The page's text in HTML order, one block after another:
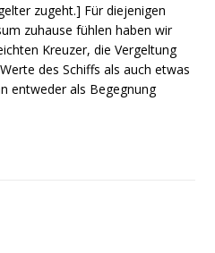
zugeht.] Für diejenigen
zuhause fühlen haben wir
Kreuzer, die Vergeltung
des Schiffs als auch etwas
entweder als Begegnung